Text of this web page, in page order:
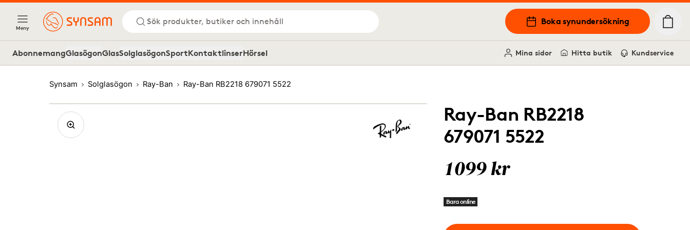
Meny
Sök produkter, butiker och innehåll Boka synundersökning
AbonnemangGlasögonGlasSolglasögonSportKontaktlinserHörsel Mina sidor Hitta butik Kundservice
Synsam Solglasögon Ray-Ban Ray-Ban RB2218 679071 5522
Ray-Ban RB2218
679071 5522
1099 kr
Bara online